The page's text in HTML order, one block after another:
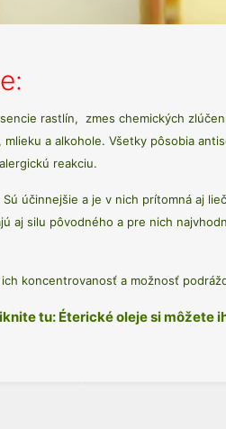
rastlín, zmes chemických
a alkohole. Všetky pôsobia
reakciu.
účinnejšie a je v nich prítomná aj
aj silu pôvodného a pre nich
koncentrovanosť a možnosť
tu: Éterické oleje si môžete